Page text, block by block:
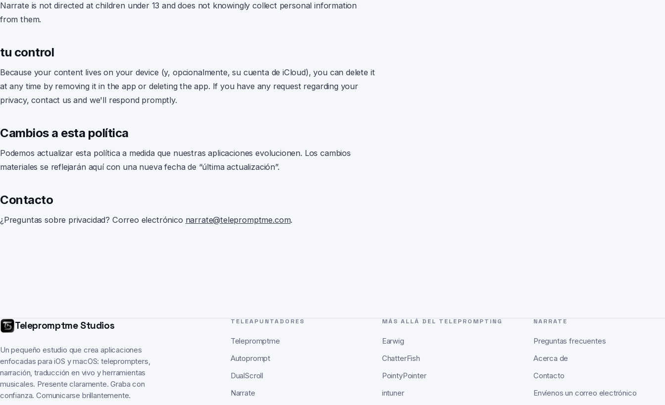
Narrate is not directed at children under 13 and does not knowingly collect personal information
from them.
tu control
Because your content lives on your device (y, opcionalmente, su cuenta de iCloud), you can delete it
at any time by removing it in the app or deleting the app. If you have any request regarding your
privacy, contact us and we'll respond promptly.
Cambios a esta política
Podemos actualizar esta política a medida que nuestras aplicaciones evolucionen. Los cambios
materiales se reflejarán aquí con una nueva fecha de “última actualización”.
Contacto
¿Preguntas sobre privacidad? Correo electrónico narrate@telepromptme.com.
Telepromptme Studios
Un pequeño estudio que crea aplicaciones
enfocadas para iOS y macOS: teleprompters,
narración, traducción en vivo y herramientas
musicales. Presente claramente. Graba con
confianza. Comunicarse brillantemente.
TELEAPUNTADORES
Telepromptme
Autoprompt
DualScroll
Narrate
MÁS ALLÁ DEL TELEPROMPTING
Earwig
ChatterFish
PointyPointer
intuner
NARRATE
Preguntas frecuentes
Acerca de
Contacto
Envíenos un correo electrónico